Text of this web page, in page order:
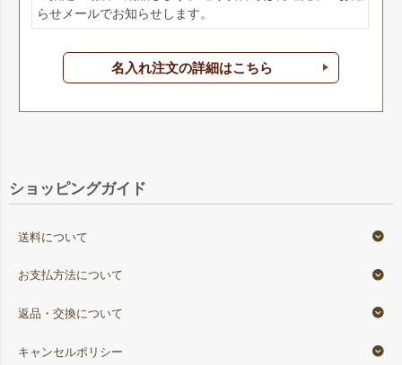
らせメールでお知らせします。
名入れ注文の詳細はこちら
ショッピングガイド
送料について
お支払方法について
返品・交換について
キャンセルポリシー